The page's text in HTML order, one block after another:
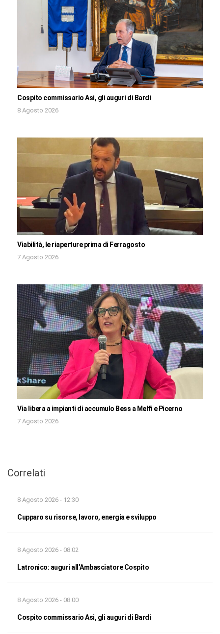
Cospito commissario Asi, gli auguri di Bardi
8 Agosto 2026
Viabilità, le riaperture prima di Ferragosto
7 Agosto 2026
Via libera a impianti di accumulo Bess a Melfi e Picerno
7 Agosto 2026
Correlati
8 Agosto 2026 - 12:30
Cupparo su risorse, lavoro, energia e sviluppo
8 Agosto 2026 - 08:02
Latronico: auguri all’Ambasciatore Cospito
8 Agosto 2026 - 08:00
Cospito commissario Asi, gli auguri di Bardi